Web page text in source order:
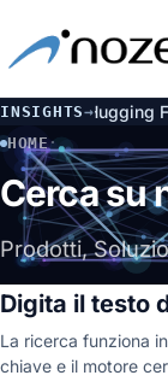
INSIGHTS→
e Hugging
HOME·
CERCA
Cerca su
Prodotti,
Digita il testo
La ricerca funziona
chiave e il motore